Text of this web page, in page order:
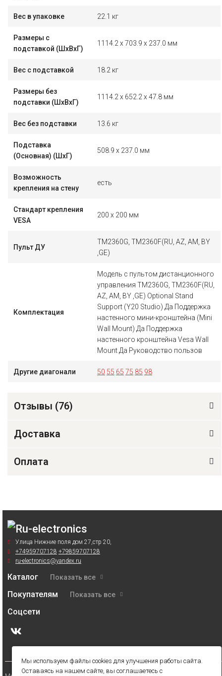
Вес в упаковке 22.1 кг
Размеры с
подставкой (ШxВxГ)
1114.2 x 703.9 x 237.0 мм
Вес с подставкой 18.2 кг
Размеры без
подставки (ШxВxГ)
1114.2 x 652.2 x 47.8 мм
Вес без подставки 13.6 кг
Подставка
(Основная) (ШxГ)
508.9 x 237.0 мм
Возможность
крепления на стену
есть
Стандарт крепления
VESA
200 x 200 мм
Пульт ДУ
TM2360G, TM2360F(RU, AZ, AM, BY
,GE)
Комплектация
Модель с пультом дистанционного
управления TM2360G, TM2360F(RU,
AZ, AM, BY ,GE) Optional Stand
Support (Y20 Studio) Да Поддержка
настенного мини-кронштейна (Mini
Wall Mount) Да Поддержка
настенного кронштейна Vesa Wall
Mount Да Руководство пользов
Другие диагонали 50 55 65 75 85 98
Отзывы (76)
Доставка
Оплата
Улица Нижние поля дом 27,стр 20,
+74959707128 +79859707128
ru-electronics@yandex.ru
Каталог Показать все
Покупателям Показать все
Соцсети
Мы используем файлы cookies для улучшения работы сайта.
Оставаясь на нашем сайте, вы соглашаетесь с